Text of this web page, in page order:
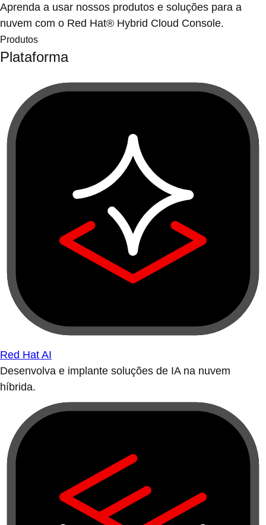
Aprenda a usar nossos produtos e soluções para a
nuvem com o Red Hat® Hybrid Cloud Console.
Produtos
Plataforma
Red Hat AI
Desenvolva e implante soluções de IA na nuvem
híbrida.